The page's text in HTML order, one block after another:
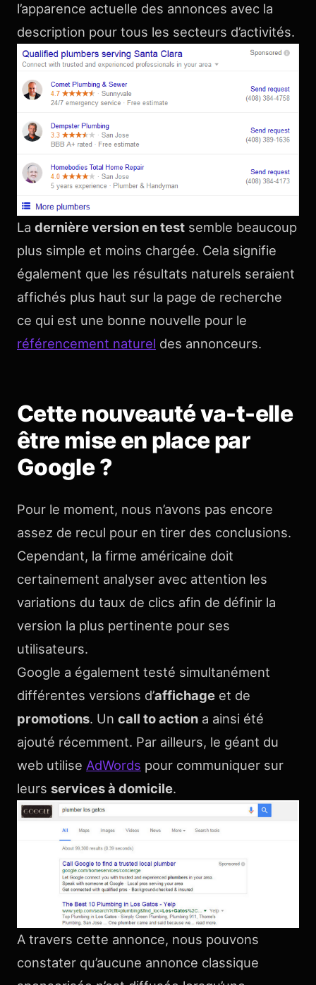
l’apparence actuelle des annonces avec la
description pour tous les secteurs d’activités.
La dernière version en test semble beaucoup
plus simple et moins chargée. Cela signifie
également que les résultats naturels seraient
affichés plus haut sur la page de recherche
ce qui est une bonne nouvelle pour le
référencement naturel des annonceurs.
Cette nouveauté va-t-elle
être mise en place par
Google ?
Pour le moment, nous n’avons pas encore
assez de recul pour en tirer des conclusions.
Cependant, la firme américaine doit
certainement analyser avec attention les
variations du taux de clics afin de définir la
version la plus pertinente pour ses
utilisateurs.
Google a également testé simultanément
différentes versions d’affichage et de
promotions. Un call to action a ainsi été
ajouté récemment. Par ailleurs, le géant du
web utilise AdWords pour communiquer sur
leurs services à domicile.
A travers cette annonce, nous pouvons
constater qu’aucune annonce classique